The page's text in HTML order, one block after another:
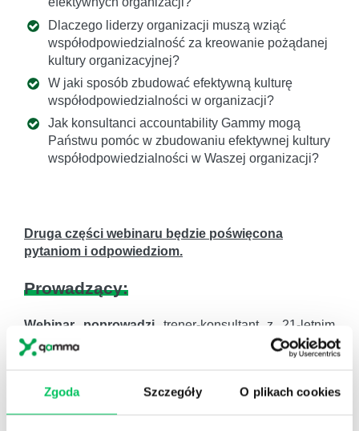
Zgoda Szczegóły O plikach cookies
Dlaczego liderzy organizacji muszą wziąć
współodpowiedzialność za kreowanie pożądanej
kultury organizacyjnej?
W jaki sposób zbudować efektywną kulturę
współodpowiedzialności w organizacji?
Jak konsultanci accountability Gammy mogą
Państwu pomóc w zbudowaniu efektywnej kultury
współodpowiedzialności w Waszej organizacji?
Druga części webinaru będzie poświęcona
pytaniom i odpowiedziom.
Prowadzący:
Webinar poprowadzitrener-konsultant z 21-letnim
doświadczeniem w budowaniu oraz wdrażaniu
efektywnych kultur organizacyjnych. Autor książki